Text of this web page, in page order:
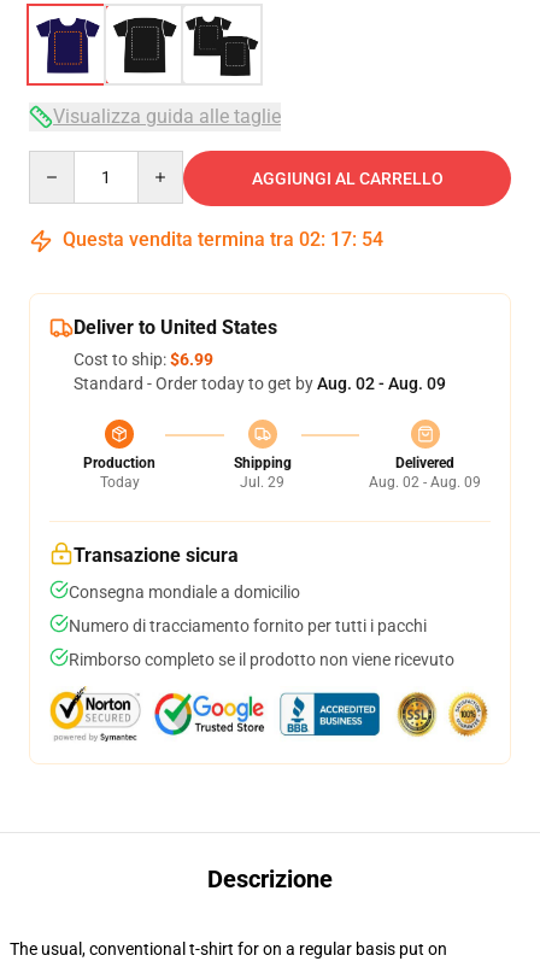
Visualizza guida alle taglie
AGGIUNGI AL CARRELLO
Questa vendita termina tra 02: 17: 53
Deliver to United States
Cost to ship:$6.99
Standard - Order today to get byAug. 02 - Aug. 09
Production
Today
Shipping
Jul. 29
Delivered
Aug. 02 - Aug. 09
Transazione sicura
Consegna mondiale a domicilio
Numero di tracciamento fornito per tutti i pacchi
Rimborso completo se il prodotto non viene ricevuto
Descrizione
The usual, conventional t-shirt for on a regular basis put on